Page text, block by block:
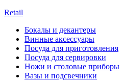
Retail
Бокалы и декантеры
Винные аксессуары
Посуда для приготовления
Посуда для сервировки
Ножи и столовые приборы
Вазы и подсвечники